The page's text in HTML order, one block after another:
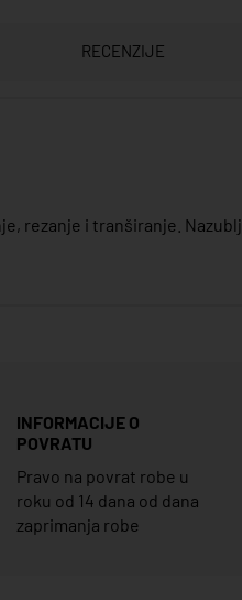
RECENZIJE
rezanje i tranširanje.
INFORMACIJE O
POVRATU
Pravo na povrat robe u
roku od 14 dana od dana
zaprimanja robe